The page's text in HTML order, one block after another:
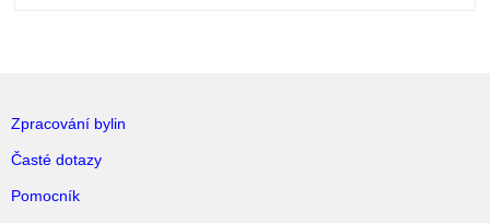
Zpracování bylin
Časté dotazy
Pomocník